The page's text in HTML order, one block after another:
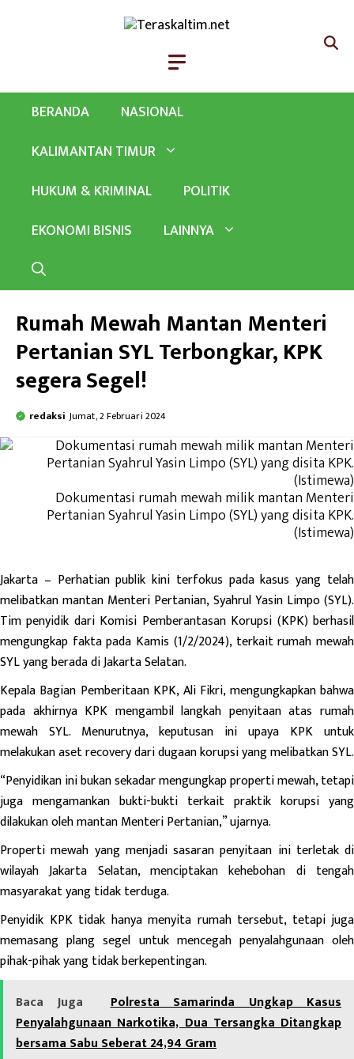
BERANDA
NASIONAL
KALIMANTAN TIMUR
HUKUM & KRIMINAL
POLITIK
EKONOMI BISNIS
LAINNYA
Rumah Mewah Mantan Menteri
Pertanian SYL Terbongkar, KPK
segera Segel!
redaksi Jumat, 2 Februari 2024
Dokumentasi rumah mewah milik mantan Menteri
Pertanian Syahrul Yasin Limpo (SYL) yang disita KPK.
(Istimewa)
Jakarta – Perhatian publik kini terfokus pada kasus yang telah
melibatkan mantan Menteri Pertanian, Syahrul Yasin Limpo (SYL).
Tim penyidik dari Komisi Pemberantasan Korupsi (KPK) berhasil
mengungkap fakta pada Kamis (1/2/2024), terkait rumah mewah
SYL yang berada di Jakarta Selatan.
Kepala Bagian Pemberitaan KPK, Ali Fikri, mengungkapkan bahwa
pada akhirnya KPK mengambil langkah penyitaan atas rumah
mewah SYL. Menurutnya, keputusan ini upaya KPK untuk
melakukan aset recovery dari dugaan korupsi yang melibatkan SYL.
“Penyidikan ini bukan sekadar mengungkap properti mewah, tetapi
juga mengamankan bukti-bukti terkait praktik korupsi yang
dilakukan oleh mantan Menteri Pertanian,” ujarnya.
Properti mewah yang menjadi sasaran penyitaan ini terletak di
wilayah Jakarta Selatan, menciptakan kehebohan di tengah
masyarakat yang tidak terduga.
Penyidik KPK tidak hanya menyita rumah tersebut, tetapi juga
memasang plang segel untuk mencegah penyalahgunaan oleh
pihak-pihak yang tidak berkepentingan.
Baca Juga
Polresta Samarinda Ungkap Kasus
Penyalahgunaan Narkotika, Dua Tersangka Ditangkap
bersama Sabu Seberat 24,94 Gram